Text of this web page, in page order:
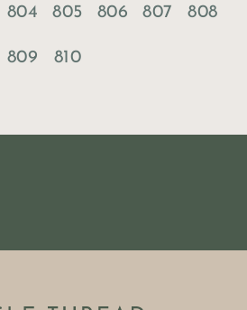
804 805 806 807 808
809 810